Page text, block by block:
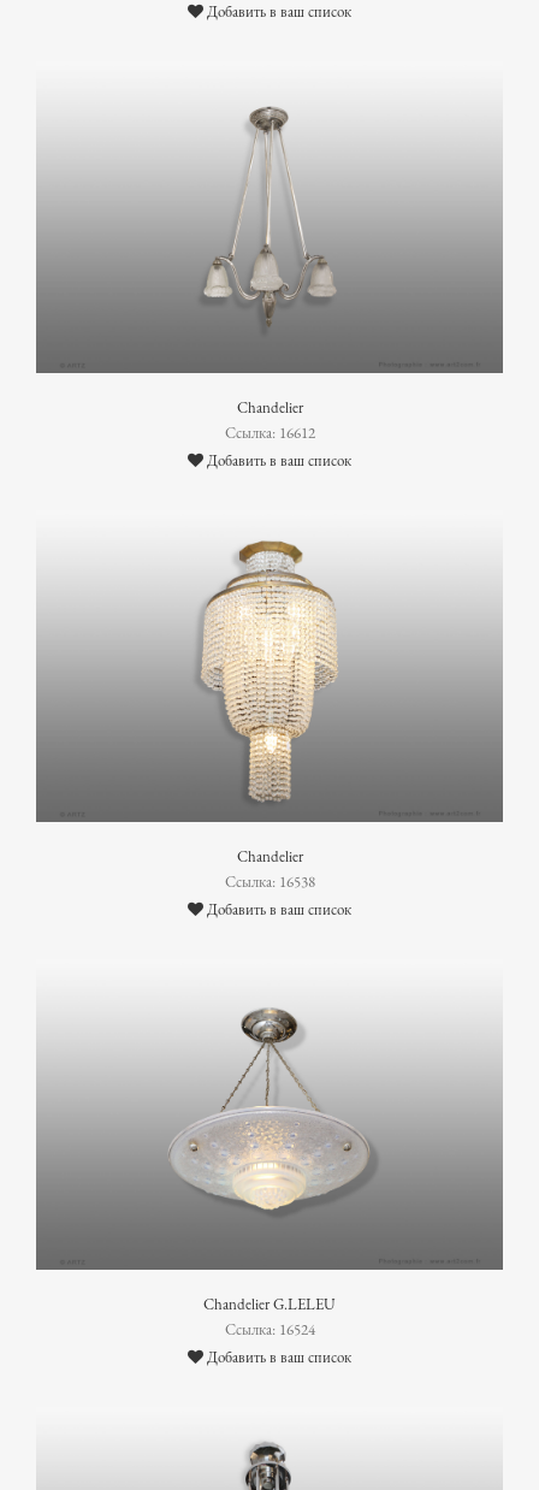
Добавить в ваш список
Chandelier
Ссылка: 16612
Добавить в ваш список
Chandelier
Ссылка: 16538
Добавить в ваш список
Chandelier G.LELEU
Ссылка: 16524
Добавить в ваш список